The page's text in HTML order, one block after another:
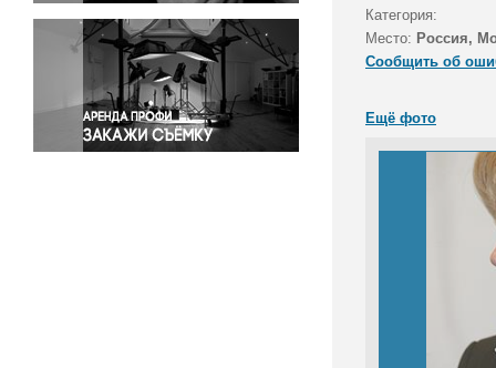
Светская жизнь
Спорт
Экология
Экономика и бизнес
Категория:
Место: Россия,
Сообщить об
Ещё фото